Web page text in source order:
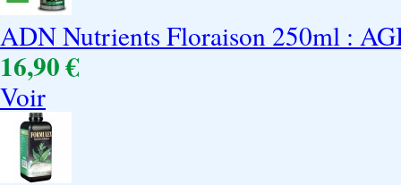
ADN Nutrients Floraison 250ml :
16,90 €
Voir